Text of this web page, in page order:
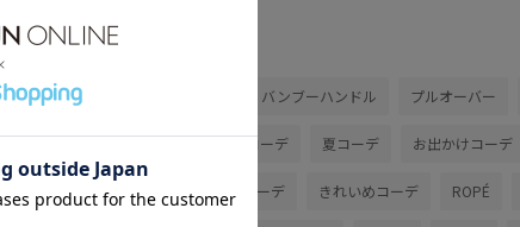
関連タグ
バンブー バンブーハンドル プルオーバー
ホワイト ワイド 初夏コーデ 夏コーデ お出かけコーデ
パンツスタイル ヘルシーコーデ きれいめコーデ ROPÉ